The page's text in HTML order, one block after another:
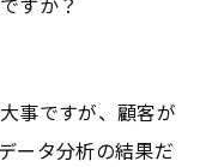
事ですが、顧客が
ータ分析の結果だ